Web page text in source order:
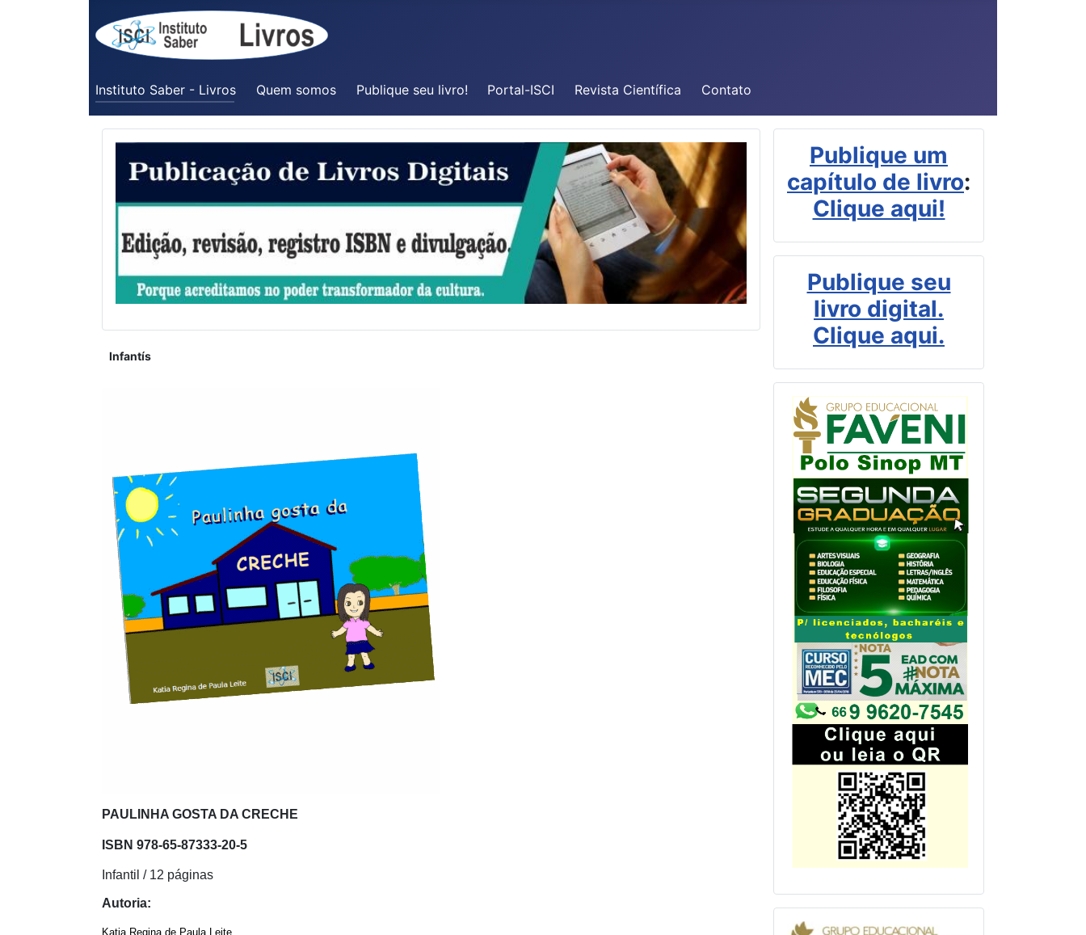
Instituto Saber - Livros Quem somos Publique seu livro! Portal-ISCI Revista Científica Contato
Infantís
PAULINHA GOSTA DA CRECHE
ISBN 978-65-87333-20-5
Infantil / 12 páginas
Autoria:
Katia Regina de Paula Leite
Publique um
capítulo de livro:
Clique aqui!
Publique seu
livro digital.
Clique aqui.